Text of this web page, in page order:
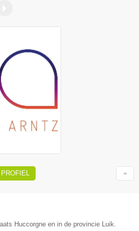
Huccorgne en in de provincie Luik.